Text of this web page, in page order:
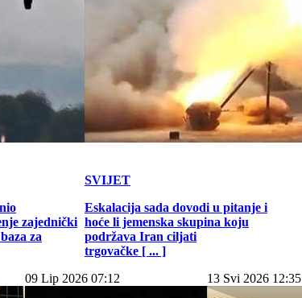
zajednički
za
SVIJET
Eskalacija sada dovodi u pitanje i
hoće li jemenska skupina koju
podržava Iran ciljati
trgovačke [ ... ]
09 Lip 2026 07:12 13 Svi 2026 12:35